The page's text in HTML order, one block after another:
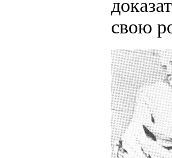
свою